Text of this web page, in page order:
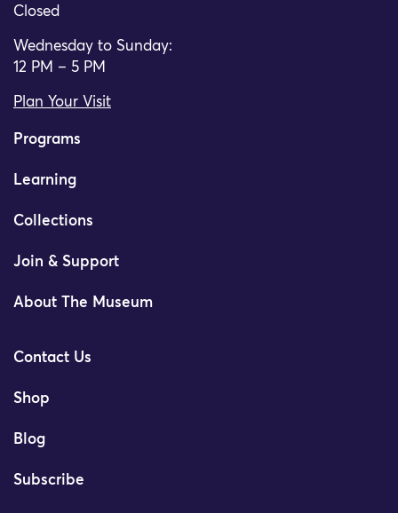
Closed
Wednesday to Sunday:
12 PM – 5 PM
Plan Your Visit
Programs
Learning
Collections
Join & Support
About The Museum
Contact Us
Shop
Blog
Subscribe